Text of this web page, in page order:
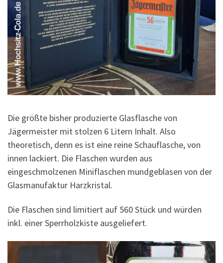
Die größte bisher produzierte Glasflasche von
Jägermeister mit stolzen 6 Litern Inhalt. Also
theoretisch, denn es ist eine reine Schauflasche, von
innen lackiert. Die Flaschen wurden aus
eingeschmolzenen Miniflaschen mundgeblasen von der
Glasmanufaktur Harzkristal.
Die Flaschen sind limitiert auf 560 Stück und würden
inkl. einer Sperrholzkiste ausgeliefert.